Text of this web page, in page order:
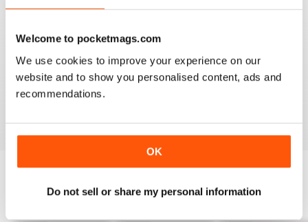
Welcome to pocketmags.com
We use cookies to improve your experience on our
website and to show you personalised content, ads and
recommendations.
OK
Do not sell or share my personal information
TAMIYA MODEL MAGAZINE
great
EDIZIONI INDIETRO Visualizza tutti